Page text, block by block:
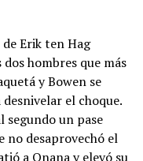
Erik ten Hag
hombres que más
y Bowen se
el choque.
un pase
no desaprovechó el
a Onana y elevó su